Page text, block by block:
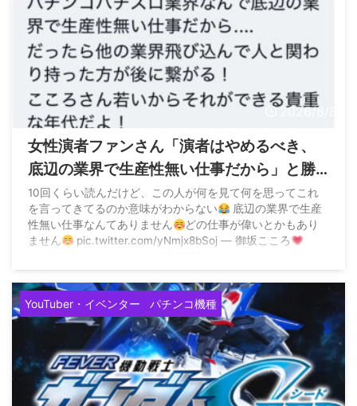
2026/8/8
女性演者ファンさん「演者はやめるべき、
底辺の業界で生産性無い仕事だから」と勝
手なアドバイス
10回くらい読んだけど、この人が何を見て何を思ってこれ
を言ってきてるのか意味がわからない
底辺の業界で生産
性無い仕事なんてありません
どの仕事が偉いとかもあり
ません
pic.twitter.com/yNmjx8bSoj — 御坂こころ
YouTuber・イベンター パチンコ機種